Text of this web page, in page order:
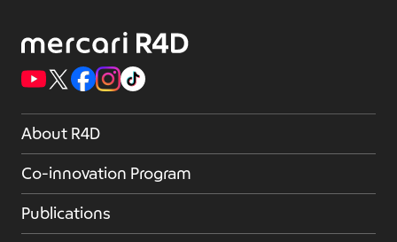
About R4D
Co-innovation Program
Publications